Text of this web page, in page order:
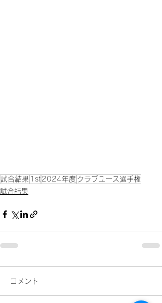
試合結果 1st 2024年度 クラブユース選手権
試合結果
コメント